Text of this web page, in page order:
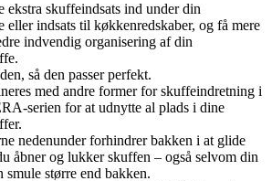
ekstra skuffeindsats ind under din
eller indsats til køkkenredskaber, og få mere
indvendig organisering af din
så den passer perfekt.
med andre former for skuffeindretning i
serien for at udnytte al plads i dine
nedenunder forhindrer bakken i at glide
åbner og lukker skuffen – også selvom din
smule større end bakken.